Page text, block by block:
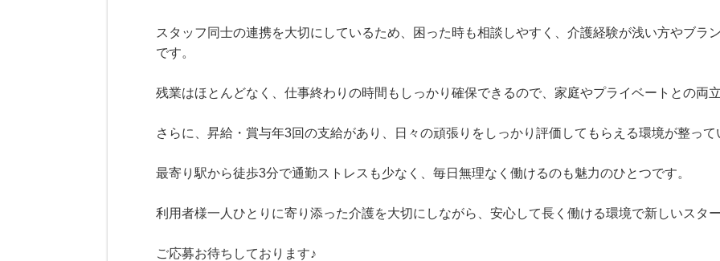
スタッフ同士の連携を大切にしているため、困った時も相談しやすく、介護経験が浅い方やブラ
です。
残業はほとんどなく、仕事終わりの時間もしっかり確保できるので、家庭やプライベートとの両
さらに、昇給・賞与年3回の支給があり、日々の頑張りをしっかり評価してもらえる環境が整って
最寄り駅から徒歩3分で通勤ストレスも少なく、毎日無理なく働けるのも魅力のひとつです。
利用者様一人ひとりに寄り添った介護を大切にしながら、安心して長く働ける環境で新しいスタ
ご応募お待ちしております♪